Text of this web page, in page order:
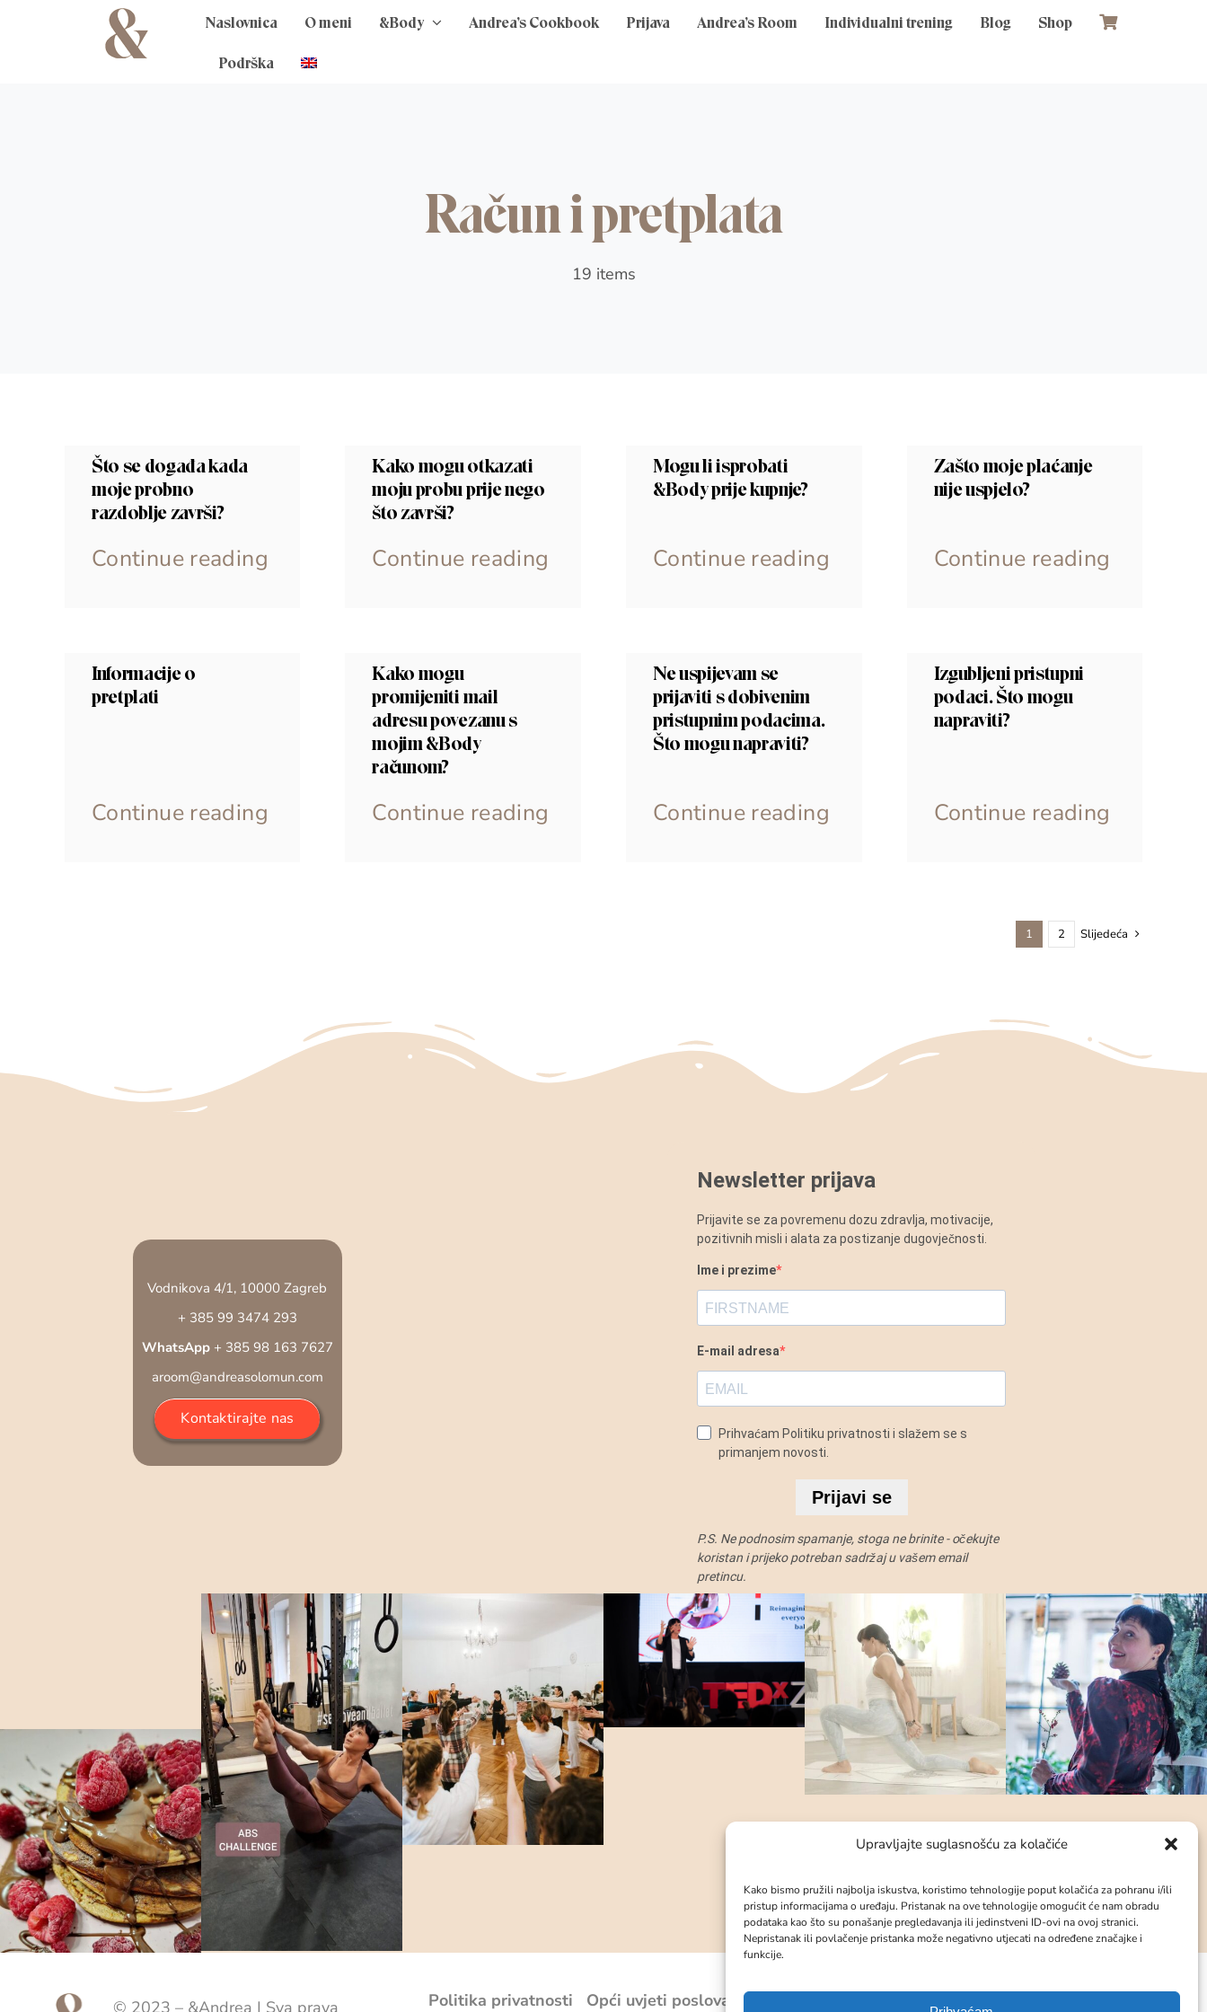
Upravljajte suglasnošću za kolačiće
Kako bismo pružili najbolja iskustva, koristimo tehnologije poput kolačića za pohranu i/ili
pristup informacijama o uređaju. Pristanak na ove tehnologije omogućit će nam obradu
podataka kao što su ponašanje pregledavanja ili jedinstveni ID-ovi na ovoj stranici.
Nepristanak ili povlačenje pristanka može negativno utjecati na određene značajke i
funkcije.
Naslovnica O meni &Body Andrea’s Cookbook Prijava Andrea’s Room Individualni trening Blog Shop
Podrška
Račun i pretplata
19 items
Što se događa kada
moje probno
razdoblje završi?
Continue reading
Kako mogu otkazati
moju probu prije nego
što završi?
Continue reading
Mogu li isprobati
&Body prije kupnje?
Continue reading
Zašto moje plaćanje
nije uspjelo?
Continue reading
Informacije o
pretplati
Continue reading
Kako mogu
promijeniti mail
adresu povezanu s
mojim &Body
računom?
Continue reading
Ne uspijevam se
prijaviti s dobivenim
pristupnim podacima.
Što mogu napraviti?
Continue reading
Izgubljeni pristupni
podaci. Što mogu
napraviti?
Continue reading
1 2 Slijedeća
Vodnikova 4/1, 10000 Zagreb
+ 385 99 3474 293
WhatsApp+ 385 98 163 7627
aroom@andreasolomun.com
Kontaktirajte nas
Newsletter prijava
Prijavite se za povremenu dozu zdravlja, motivacije,
pozitivnih misli i alata za postizanje dugovječnosti.
Ime i prezime
E-mail adresa
Prihvaćam Politiku privatnosti i slažem se s
primanjem novosti.
Prijavi se
P.S. Ne podnosim spamanje, stoga ne brinite - očekujte
koristan i prijeko potreban sadržaj u vašem email
pretincu.
© 2023 – &Andrea | Sva prava Politika privatnosti Opći uvjeti poslovanja